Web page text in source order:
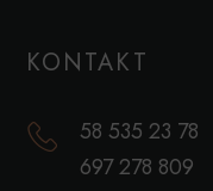
KONTAKT
58 535 23 78
697 278 809